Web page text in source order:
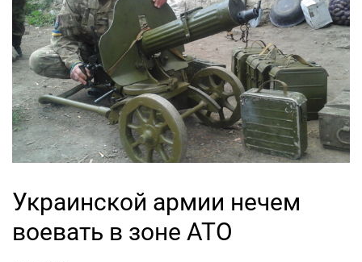
Украинской армии нечем
воевать в зоне АТО